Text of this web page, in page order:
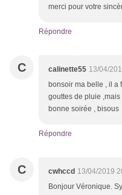
merci pour votre
Répondre
C calinette55 13/04/
bonsoir ma belle , il a
gouttes de pluie
bonne soirée , bisous
Répondre
C cwhccd 13/04/2019
Bonjour Véronique.